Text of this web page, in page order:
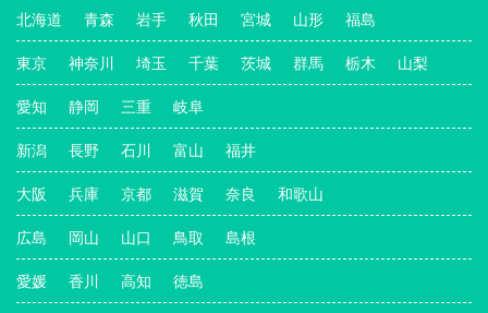
北海道 青森 岩手 秋田 宮城 山形 福島
東京 神奈川 埼玉 千葉 茨城 群馬 栃木 山梨
愛知 静岡 三重 岐阜
新潟 長野 石川 富山 福井
大阪 兵庫 京都 滋賀 奈良 和歌山
広島 岡山 山口 鳥取 島根
愛媛 香川 高知 徳島